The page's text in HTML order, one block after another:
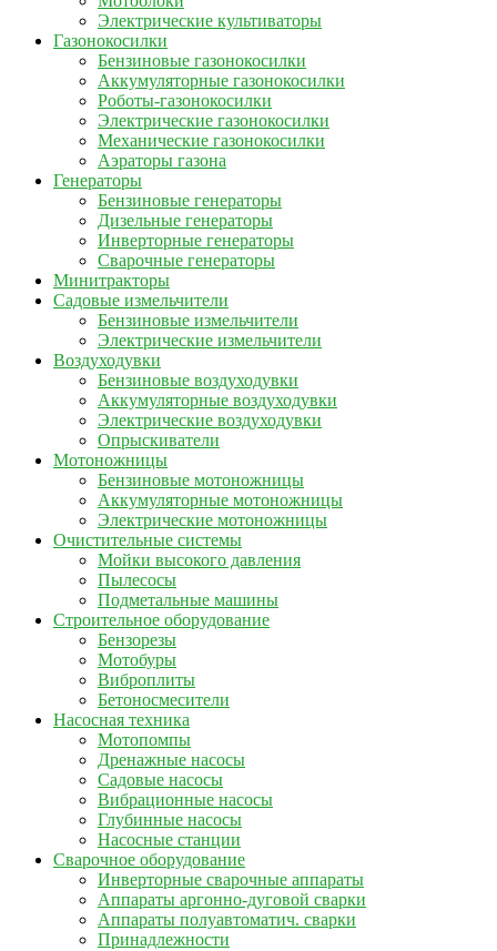
Электрические культиваторы
Газонокосилки
Бензиновые газонокосилки
Аккумуляторные газонокосилки
Роботы-газонокосилки
Электрические газонокосилки
Механические газонокосилки
Аэраторы газона
Генераторы
Бензиновые генераторы
Дизельные генераторы
Инверторные генераторы
Сварочные генераторы
Минитракторы
Садовые измельчители
Бензиновые измельчители
Электрические измельчители
Воздуходувки
Бензиновые воздуходувки
Аккумуляторные воздуходувки
Электрические воздуходувки
Опрыскиватели
Мотоножницы
Бензиновые мотоножницы
Аккумуляторные мотоножницы
Электрические мотоножницы
Очистительные системы
Мойки высокого давления
Пылесосы
Подметальные машины
Строительное оборудование
Бензорезы
Мотобуры
Виброплиты
Бетоносмесители
Насосная техника
Мотопомпы
Дренажные насосы
Садовые насосы
Вибрационные насосы
Глубинные насосы
Насосные станции
Сварочное оборудование
Инверторные сварочные аппараты
Аппараты аргонно-дуговой сварки
Аппараты полуавтоматич. сварки
Принадлежности